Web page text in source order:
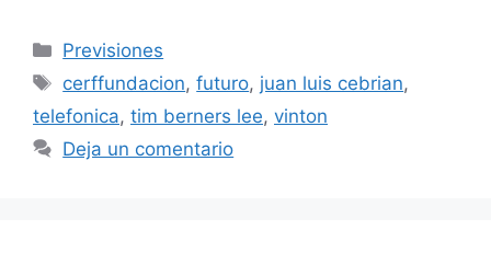
Categorías
Previsiones
Etiquetas
cerffundacion,futuro, juan luis cebrian,
telefonica, tim berners lee, vinton
Deja un comentario